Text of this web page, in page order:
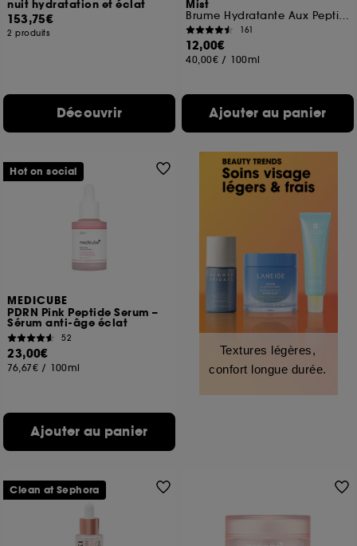
nuit hydratation et éclat
153,75€
2 produits
Découvrir
Mist
Brume Hydratante Aux Peptides et Céramide
161
12,00€
40,00€ / 100ml
Ajouter au panier
MEDICUBE
PDRN Pink Peptide Serum –
Sérum anti-âge éclat
52
23,00€
76,67€ / 100ml
Ajouter au panier
Hot on social
Textures légères,
confort longue durée.
Clean at Sephora